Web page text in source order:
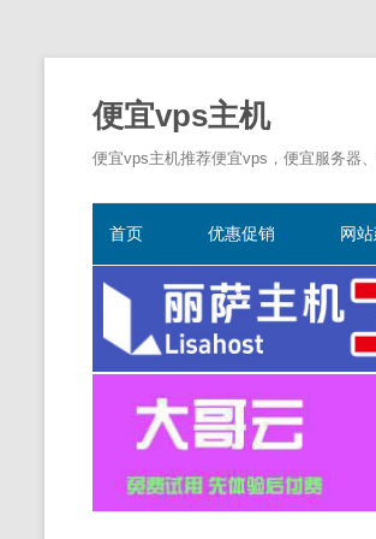
便宜vps主机
便宜vps主机推荐便宜vps，便宜服务器
首页 优惠促销 网